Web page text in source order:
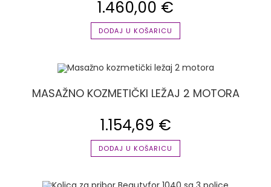
1.460,00 €
DODAJ U KOŠARICU
MASAŽNO KOZMETIČKI LEŽAJ 2 MOTORA
1.154,69 €
DODAJ U KOŠARICU